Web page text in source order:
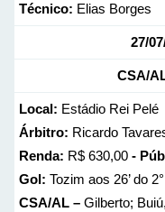
Técnico: Elias Borges
27/
CSA/
Local: Estádio Rei Pelé
Árbitro: Ricardo
Renda: R$ 630,00 -
Gol: Tozim aos 26’ do
CSA/AL – Gilberto;